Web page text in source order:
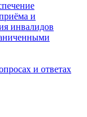
и
инвалидов
и ответах